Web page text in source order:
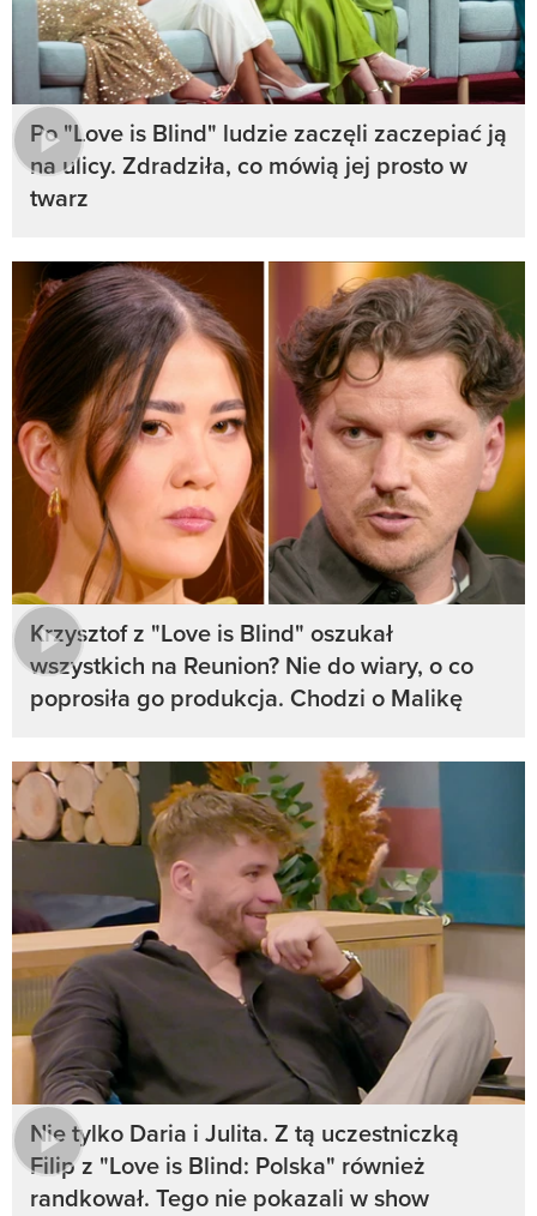
Po "Love is Blind" ludzie zaczęli zaczepiać ją
na ulicy. Zdradziła, co mówią jej prosto w
twarz
Krzysztof z "Love is Blind" oszukał
wszystkich na Reunion? Nie do wiary, o co
poprosiła go produkcja. Chodzi o Malikę
Nie tylko Daria i Julita. Z tą uczestniczką
Filip z "Love is Blind: Polska" również
randkował. Tego nie pokazali w show